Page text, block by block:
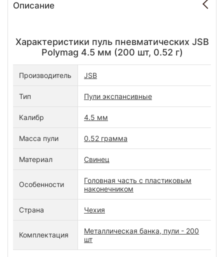
Описание
Характеристики пуль пневматических JSB
Polymag 4.5 мм (200 шт, 0.52 г)
Производитель JSB
Тип Пули экспансивные
Калибр 4.5 мм
Масса пули 0.52 грамма
Материал Свинец
Особенности
Головная часть с пластиковым
наконечником
Страна Чехия
Комплектация
Металлическая банка, пули - 200
шт